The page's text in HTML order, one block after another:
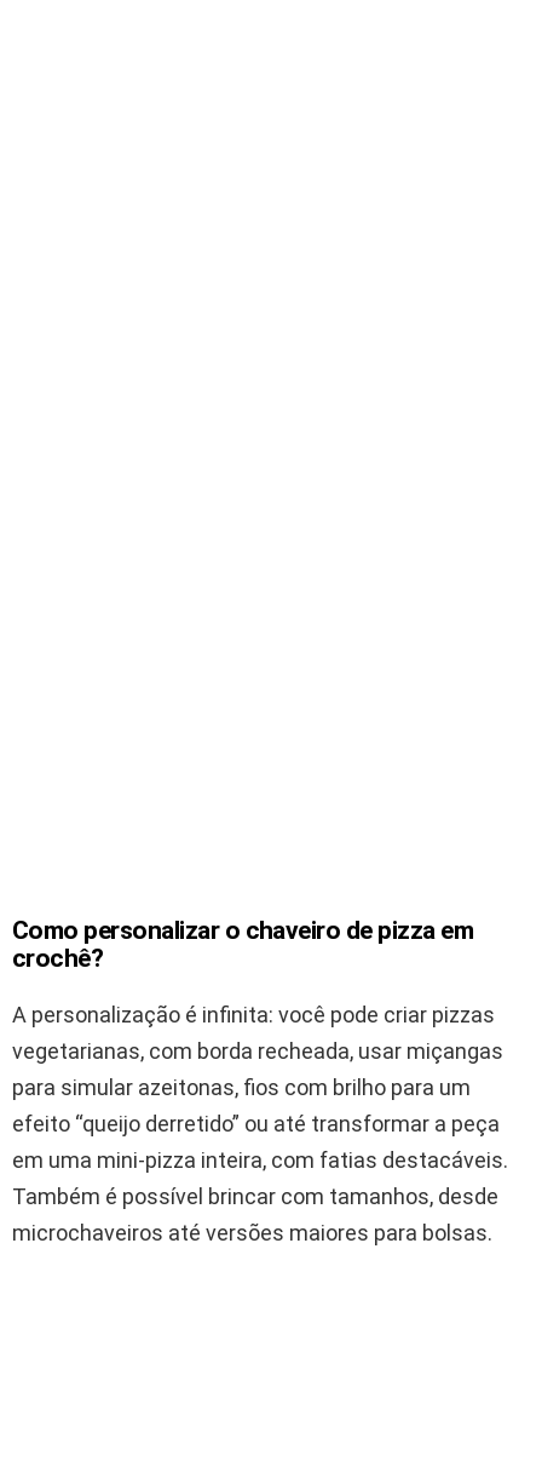
Como personalizar o chaveiro de pizza em
crochê?
A personalização é infinita: você pode criar pizzas
vegetarianas, com borda recheada, usar miçangas
para simular azeitonas, fios com brilho para um
efeito “queijo derretido” ou até transformar a peça
em uma mini-pizza inteira, com fatias destacáveis.
Também é possível brincar com tamanhos, desde
microchaveiros até versões maiores para bolsas.